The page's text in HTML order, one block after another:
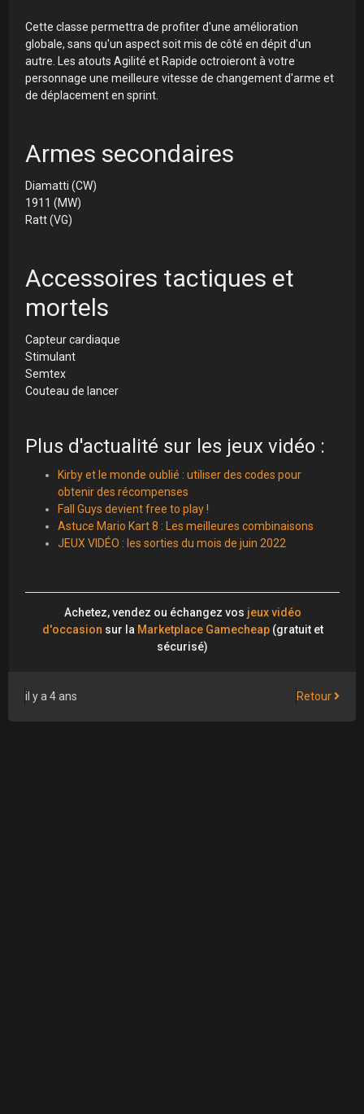
Cette classe permettra de profiter d'une amélioration
globale, sans qu'un aspect soit mis de côté en dépit d'un
autre. Les atouts Agilité et Rapide octroieront à votre
personnage une meilleure vitesse de changement d'arme et
de déplacement en sprint.
Armes secondaires
Diamatti (CW)
1911 (MW)
Ratt (VG)
Accessoires tactiques et
mortels
Capteur cardiaque
Stimulant
Semtex
Couteau de lancer
Plus d'actualité sur les jeux vidéo :
Kirby et le monde oublié : utiliser des codes pour
obtenir des récompenses
Fall Guys devient free to play !
Astuce Mario Kart 8 : Les meilleures combinaisons
JEUX VIDÉO : les sorties du mois de juin 2022
Achetez, vendez ou échangez vos jeux vidéo
d'occasion sur la Marketplace Gamecheap(gratuit et
sécurisé)
il y a 4 ans Retour